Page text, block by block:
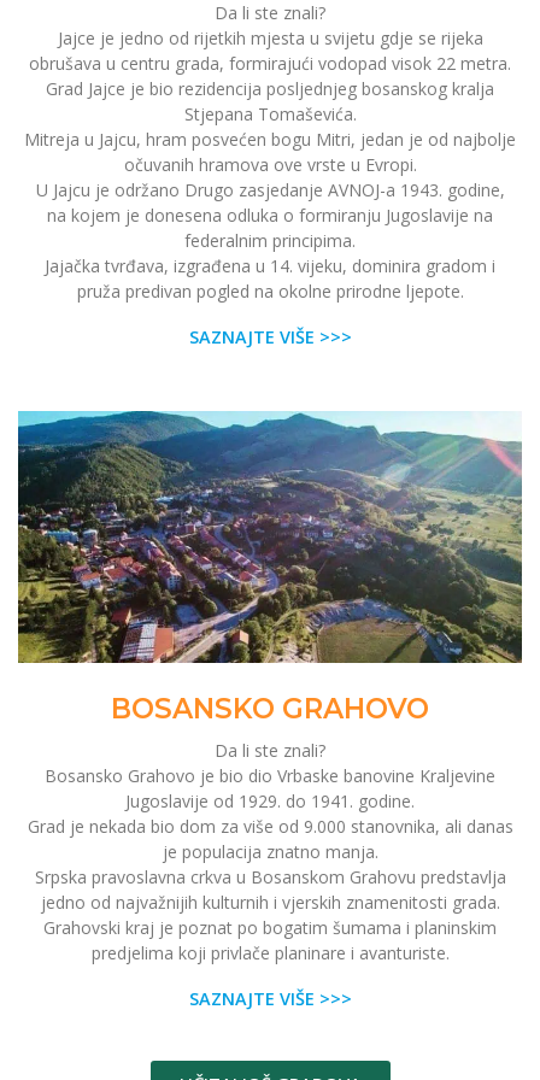
Da li ste znali?
Jajce je jedno od rijetkih mjesta u svijetu gdje se rijeka
obrušava u centru grada, formirajući vodopad visok 22 metra.
Grad Jajce je bio rezidencija posljednjeg bosanskog kralja
Stjepana Tomaševića.
Mitreja u Jajcu, hram posvećen bogu Mitri, jedan je od najbolje
očuvanih hramova ove vrste u Evropi.
U Jajcu je održano Drugo zasjedanje AVNOJ-a 1943. godine,
na kojem je donesena odluka o formiranju Jugoslavije na
federalnim principima.
Jajačka tvrđava, izgrađena u 14. vijeku, dominira gradom i
pruža predivan pogled na okolne prirodne ljepote.
SAZNAJTE VIŠE >>>
BOSANSKO GRAHOVO
Da li ste znali?
Bosansko Grahovo je bio dio Vrbaske banovine Kraljevine
Jugoslavije od 1929. do 1941. godine.
Grad je nekada bio dom za više od 9.000 stanovnika, ali danas
je populacija znatno manja.
Srpska pravoslavna crkva u Bosanskom Grahovu predstavlja
jedno od najvažnijih kulturnih i vjerskih znamenitosti grada.
Grahovski kraj je poznat po bogatim šumama i planinskim
predjelima koji privlače planinare i avanturiste.
SAZNAJTE VIŠE >>>